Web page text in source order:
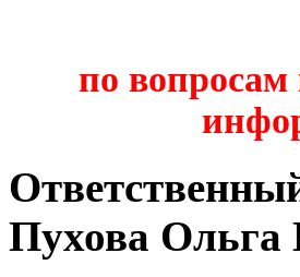
по вопросам
Пухова Ольга